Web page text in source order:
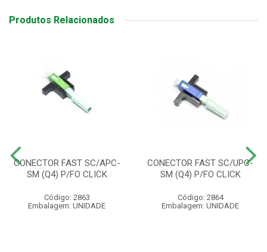
Produtos Relacionados
CONECTOR FAST SC/APC-
SM (Q4) P/FO CLICK
Código: 2863
Embalagem: UNIDADE
CONECTOR FAST SC/UPC-
SM (Q4) P/FO CLICK
Código: 2864
Embalagem: UNIDADE